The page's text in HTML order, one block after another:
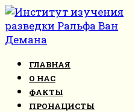
Перейти
к
контенту
ГЛАВНАЯ
О НАС
ФАКТЫ
ПРОНАЦИСТЫ